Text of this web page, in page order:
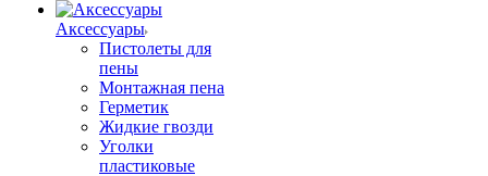
Аксессуары
Пистолеты для
пены
Монтажная пена
Герметик
Жидкие гвозди
Уголки
пластиковые